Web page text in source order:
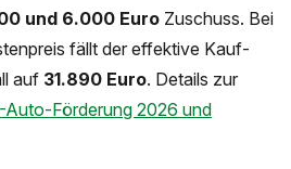
und 6.000 Euro Zuschuss. Bei
fällt der effektive Kauf-
auf 31.890 Euro. Details zur
Auto-Förderung 2026 und